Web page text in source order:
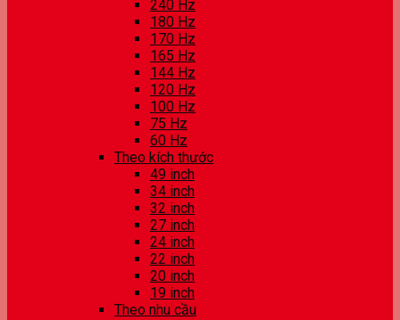
240 Hz
180 Hz
170 Hz
165 Hz
144 Hz
120 Hz
100 Hz
75 Hz
60 Hz
Theo kích thước
49 inch
34 inch
32 inch
27 inch
24 inch
22 inch
20 inch
19 inch
Theo nhu cầu